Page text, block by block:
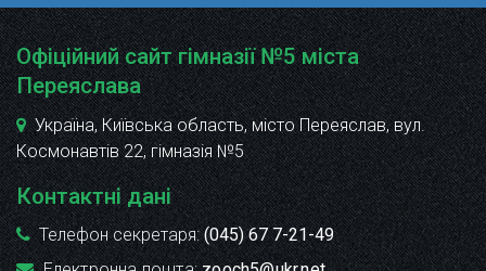
Офіційний сайт гімназії №5 міста
Переяслава
Україна, Київська область, місто Переяслав, вул.
Космонавтів 22, гімназія №5
Контактні дані
Телефон секретаря:(045) 67 7-21-49